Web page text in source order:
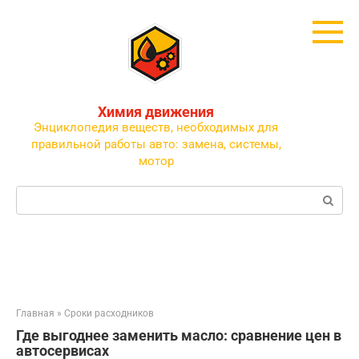
Химия движения
Энциклопедия веществ, необходимых для
правильной работы авто: замена, системы,
мотор
Поиск:
Главная » Сроки расходников
Где выгоднее заменить масло: сравнение цен в
автосервисах